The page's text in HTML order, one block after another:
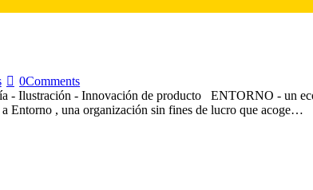
0Comments
Ilustración - Innovación de producto ENTORNO - un
Entorno , una organización sin fines de lucro que acoge…